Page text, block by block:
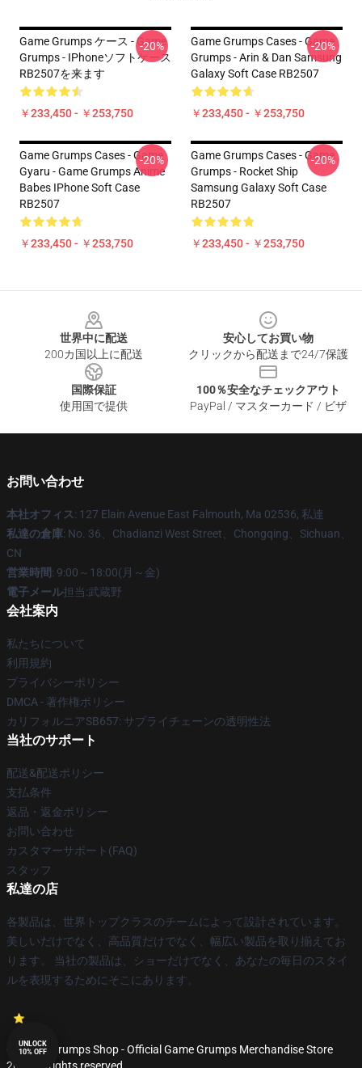
Game Grumps ケース - Game
Grumps - IPhoneソフトケース
RB2507を来ます
￥233,450 - ￥253,750
-20%
Game Grumps Cases - Game
Grumps - Arin & Dan Samsung
Galaxy Soft Case RB2507
￥233,450 - ￥253,750
-20%
Game Grumps Cases - Game
Gyaru - Game Grumps Anime
Babes IPhone Soft Case
RB2507
￥233,450 - ￥253,750
-20%
Game Grumps Cases - Game
Grumps - Rocket Ship
Samsung Galaxy Soft Case
RB2507
￥233,450 - ￥253,750
-20%
世界中に配送
200カ国以上に配送
安心してお買い物
クリックから配送まで24/7保護
国際保証
使用国で提供
100％安全なチェックアウト
PayPal / マスターカード / ビザ
お問い合わせ
本社オフィス: 127 Elain Avenue East Falmouth, Ma 02536, 私達
私達の倉庫: No. 36、Chadianzi West Street、Chongqing、Sichuan、
CN
営業時間: 9:00～18:00(月～金)
電子メール担当:武蔵野
会社案内
私たちについて
利用規約
プライバシーポリシー
DMCA - 著作権ポリシー
カリフォルニアSB657: サプライチェーンの透明性法
当社のサポート
配送&配送ポリシー
支払条件
返品・返金ポリシー
お問い合わせ
カスタマーサポート(FAQ)
スタッフ
私達の店
各製品は、世界トップクラスのチームによって設計されています。
美しいだけでなく、高品質だけでなく、幅広い製品を取り揃えてお
ります。 当社の製品は、ショーだけでなく、あなたの毎日のスタイ
ルを表現するためにそこにあります。
© Game Grumps Shop - Official Game Grumps Merchandise Store
UNLOCK
10% OFF